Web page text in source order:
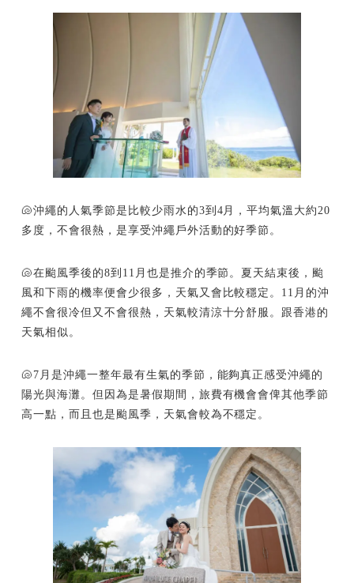
🐚沖繩的人氣季節是比較少雨水的3到4月，平均氣溫大約20
多度，不會很熱，是享受沖繩戶外活動的好季節。
🐚在颱風季後的8到11月也是推介的季節。夏天結束後，颱
風和下雨的機率便會少很多，天氣又會比較穩定。11月的沖
繩不會很冷但又不會很熱，天氣較清涼十分舒服。跟香港的
天氣相似。
🐚7月是沖繩一整年最有生氣的季節，能夠真正感受沖繩的
陽光與海灘。但因為是暑假期間，旅費有機會會俾其他季節
高一點，而且也是颱風季，天氣會較為不穩定。